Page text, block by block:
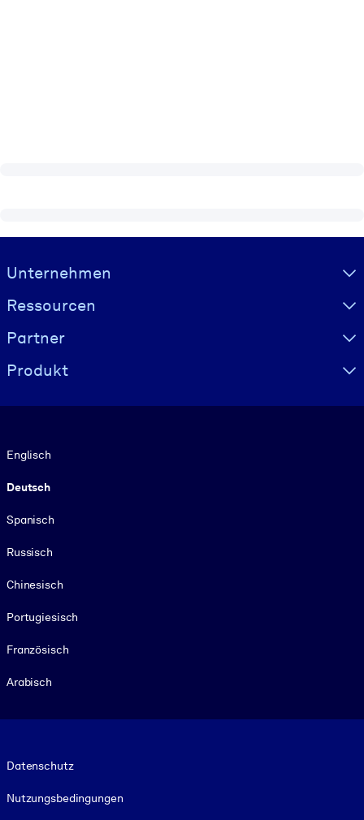
Visually hidden Text
Unternehmen
Ressourcen
Partner
Produkt
Englisch
Deutsch
Spanisch
Russisch
Chinesisch
Portugiesisch
Französisch
Arabisch
Datenschutz
Nutzungsbedingungen